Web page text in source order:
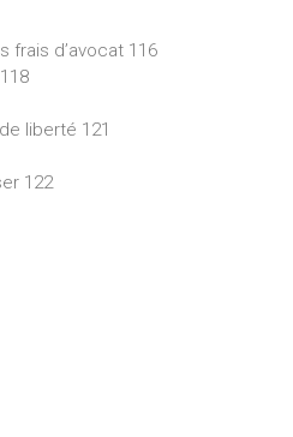
frais d’avocat 116
liberté 121
122